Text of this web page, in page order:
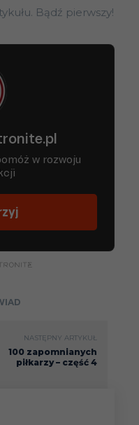
Bądź pierwszy!
NASTĘPNY ARTYKUŁ
100 zapomnianych
piłkarzy – część 4